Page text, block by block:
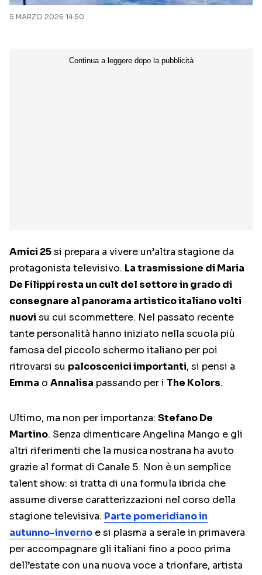
5 MARZO 2026 14:50
Amici 25si prepara a vivere un’altra stagione da
protagonista televisivo. La trasmissione di Maria
De Filippi resta un cult del settore in grado di
consegnare al panorama artistico italiano volti
nuovi su cui scommettere. Nel passato recente
tante personalità hanno iniziato nella scuola più
famosa del piccolo schermo italiano per poi
ritrovarsi su palcoscenici importanti, si pensi a
Emma o Annalisa passando per i The Kolors.
Ultimo, ma non per importanza: Stefano De
Martino. Senza dimenticare Angelina Mango e gli
altri riferimenti che la musica nostrana ha avuto
grazie al format di Canale 5. Non è un semplice
talent show: si tratta di una formula ibrida che
assume diverse caratterizzazioni nel corso della
stagione televisiva. Parte pomeridiano in
autunno-inverno e si plasma a serale in primavera
per accompagnare gli italiani fino a poco prima
dell’estate con una nuova voce a trionfare, artista